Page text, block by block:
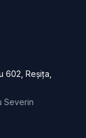
602, Reșița,
Severin